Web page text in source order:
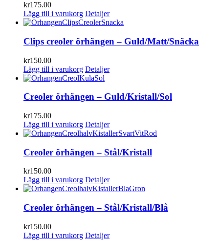
kr175.00
Lägg till i varukorg Detaljer
Clips creoler örhängen – Guld/Matt/Snäcka
kr150.00
Lägg till i varukorg Detaljer
Creoler örhängen – Guld/Kristall/Sol
kr175.00
Lägg till i varukorg Detaljer
Creoler örhängen – Stål/Kristall
kr150.00
Lägg till i varukorg Detaljer
Creoler örhängen – Stål/Kristall/Blå
kr150.00
Lägg till i varukorg Detaljer